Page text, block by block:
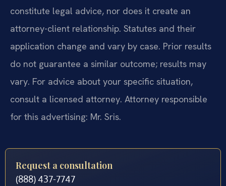
constitute legal advice, nor does it create an
attorney-client relationship. Statutes and their
application change and vary by case. Prior results
do not guarantee a similar outcome; results may
vary. For advice about your specific situation,
consult a licensed attorney. Attorney responsible
for this advertising: Mr. Sris.
Request a consultation
(888) 437-7747